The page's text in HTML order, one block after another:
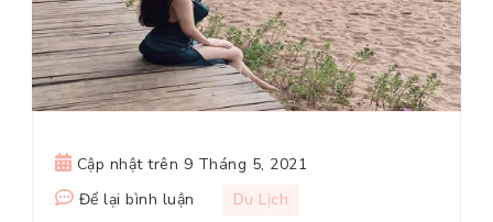
Cập nhật trên 9 Tháng 5, 2021
Để lại bình luận
Du Lịch